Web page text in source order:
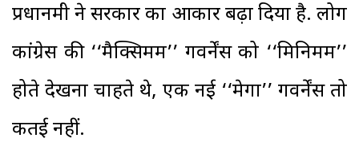
प्रधानमंत्री ने सरकार का आकार बढ़ा दिया है. लोग
कांग्रेस की ‘‘मैक्सिमम’’ गवर्नेंस को ‘‘मिनिमम’’
होते देखना चाहते थे, एक नई ‘‘मेगा’’ गवर्नेंस तो
कतई नहीं.